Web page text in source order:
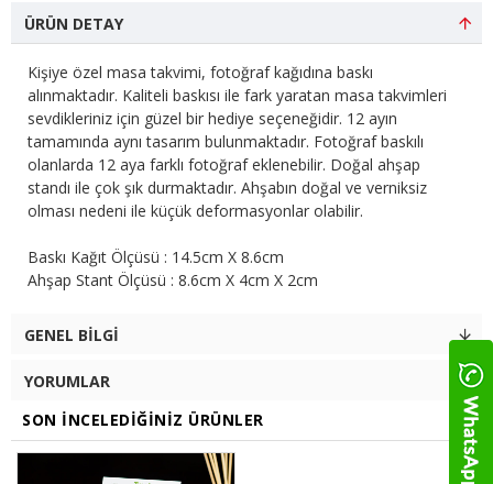
ÜRÜN DETAY
Kişiye özel masa takvimi, fotoğraf kağıdına baskı
alınmaktadır. Kaliteli baskısı ile fark yaratan masa takvimleri
sevdikleriniz için güzel bir hediye seçeneğidir. 12 ayın
tamamında aynı tasarım bulunmaktadır. Fotoğraf baskılı
olanlarda 12 aya farklı fotoğraf eklenebilir. Doğal ahşap
standı ile çok şık durmaktadır. Ahşabın doğal ve verniksiz
olması nedeni ile küçük deformasyonlar olabilir.
Baskı Kağıt Ölçüsü : 14.5cm X 8.6cm
Ahşap Stant Ölçüsü : 8.6cm X 4cm X 2cm
GENEL BILGI
YORUMLAR
SON İNCELEDIĞINIZ ÜRÜNLER